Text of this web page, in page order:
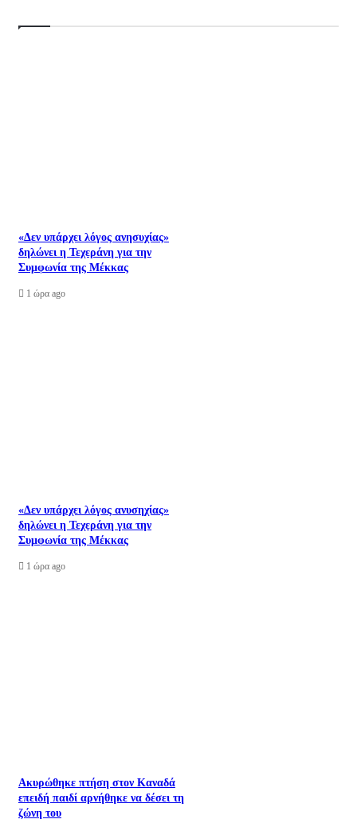
«Δεν υπάρχει λόγος ανησυχίας»
δηλώνει η Τεχεράνη για την
Συμφωνία της Μέκκας
1 ώρα ago
«Δεν υπάρχει λόγος ανυσηχίας»
δηλώνει η Τεχεράνη για την
Συμφωνία της Μέκκας
1 ώρα ago
Ακυρώθηκε πτήση στον Καναδά
επειδή παιδί αρνήθηκε να δέσει τη
ζώνη του